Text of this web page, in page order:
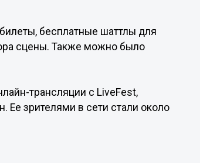
бесплатные шаттлы для
сцены. Также можно было
трансляции с LiveFest,
Ее зрителями в сети стали около